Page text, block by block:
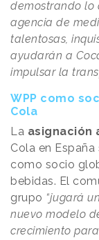
demostrando lo
agencia de
talentosas,
ayudarán a
impulsar la
WPP como
Cola
La asignación
Cola en
como socio
bebidas. El
grupo “jugará
nuevo modelo
crecimiento